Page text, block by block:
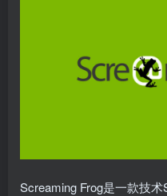
Screaming Frog是一款技